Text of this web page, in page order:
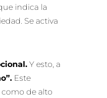
indica la
Se activa
Y esto, a
Este
de alto